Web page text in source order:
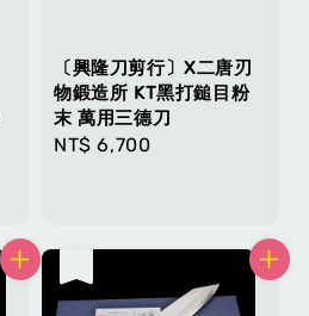
〔興隆刀剪行〕X二唐刃
物鍛造所 KT黑打鎚目粉
末 萬用三德刀
Regular
NT$ 6,700